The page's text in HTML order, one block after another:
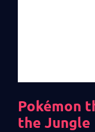
Pokémon
the Jungle